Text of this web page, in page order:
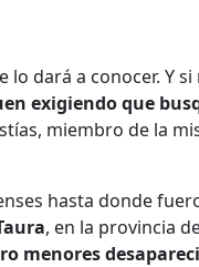
dará a conocer. Y si
exigiendo que
miembro de la
hasta donde
, en la provincia
menores